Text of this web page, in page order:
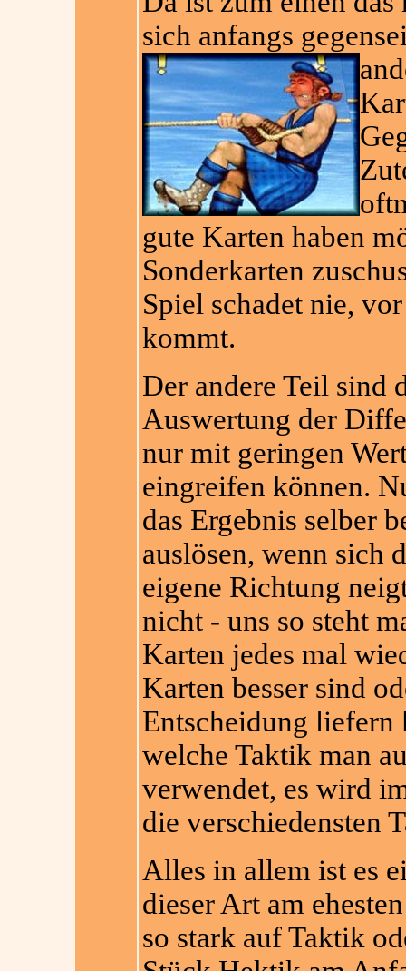
sich anfangs
gute Karten haben
Sonderkarten
Spiel schadet nie,
kommt.
Der andere Teil sind
Auswertung der
nur mit geringen
eingreifen können.
das Ergebnis selber
auslösen, wenn sich
eigene Richtung
nicht - uns so steht
Karten jedes mal
Karten besser sind
Entscheidung liefern
welche Taktik man
verwendet, es wird
die verschiedensten
Alles in allem ist es
dieser Art am
so stark auf Taktik